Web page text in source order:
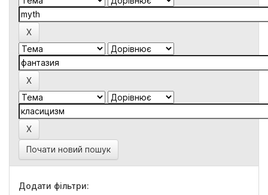
Почати новий пошук
Додати фільтри: